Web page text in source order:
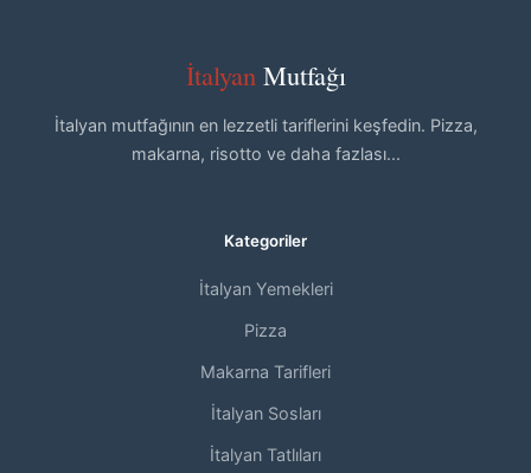
İtalyan Mutfağı
İtalyan mutfağının en lezzetli tariflerini keşfedin. Pizza,
makarna, risotto ve daha fazlası...
Kategoriler
İtalyan Yemekleri
Pizza
Makarna Tarifleri
İtalyan Sosları
İtalyan Tatlıları